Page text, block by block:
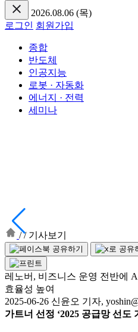
2026.08.06 (목)
로그인 회원가입
종합
반도체
인공지능
로봇 · 자동화
에너지 · 전력
세미나
// 기사보기
레노버, 비즈니스 운영 전반에
효율성 높여
2025-06-26 신윤오 기자,
가트너 선정 ‘2025 공급망 선도